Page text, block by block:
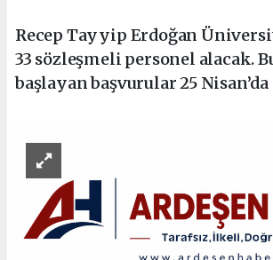
Recep Tayyip Erdoğan
33 sözleşmeli personel alacak.
başlayan başvurular 25